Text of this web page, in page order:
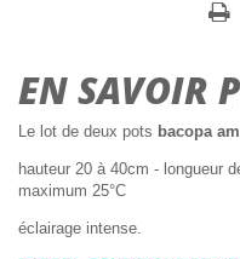
EN SAVOIR
Le lot de deux pots bacopa
hauteur 20 à 40cm - longueur
maximum 25°C
éclairage intense.